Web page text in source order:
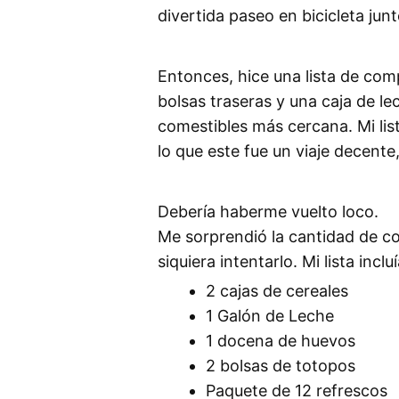
divertida paseo en bicicleta
Entonces, hice una lista de
bolsas traseras y una caja de
comestibles más cercana. Mi
lo que este fue un viaje
Debería haberme vuelto loco.
Me sorprendió la cantidad de
siquiera intentarlo. Mi lista
2 cajas de cereales
1 Galón de Leche
1 docena de huevos
2 bolsas de totopos
Paquete de 12 refrescos